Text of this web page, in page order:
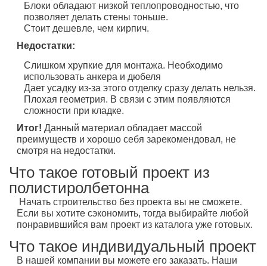
Блоки обладают низкой теплопроводностью, что
позволяет делать стены тоньше.
Стоит дешевле, чем кирпич.
Недостатки:
Слишком хрупкие для монтажа. Необходимо
использовать анкера и дюбеля
Дает усадку из-за этого отделку сразу делать нельзя.
Плохая геометрия. В связи с этим появляются
сложности при кладке.
Итог! Данный материал обладает массой
преимуществ и хорошо себя зарекомендовал, не
смотря на недостатки.
Что такое готовый проект из
полистиролбетонна
Начать строительство без проекта вы не сможете.
Если вы хотите сэкономить, тогда выбирайте любой
понравившийся вам проект из каталога уже готовых.
Что такое индивидуальный проект
В нашей компании вы можете его заказать. Наши